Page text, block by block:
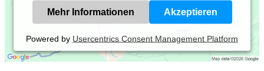
Mehr Informationen Akzeptieren
Powered by Usercentrics Consent Management Platform